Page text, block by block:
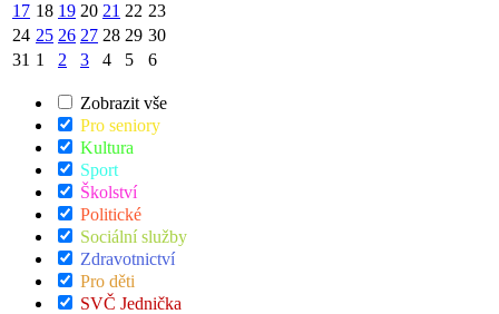
17 18 19 20 21 22 23
24 25 26 27 28 29 30
31 1 2 3 4 5 6
Zobrazit vše
Pro seniory
Kultura
Sport
Školství
Politické
Sociální služby
Zdravotnictví
Pro děti
SVČ Jednička